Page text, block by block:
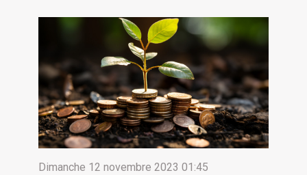
Dimanche 12 novembre 2023 01:45